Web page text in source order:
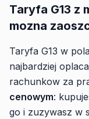
Taryfa G13 z
mozna
Taryfa G13 w
najbardziej
rachunkow za
cenowym:
go i zuzywasz w